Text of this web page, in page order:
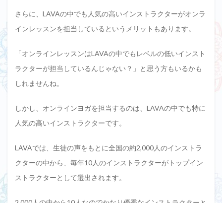
さらに、LAVAの中でも人気の高いインストラクターがオンラ
インレッスンを担当しているというメリットもあります。
「オンラインレッスンはLAVAの中でもレベルの低いインスト
ラクターが担当しているんじゃない？」と思う方もいるかも
しれませんね。
しかし、オンラインヨガを担当するのは、LAVAの中でも特に
人気の高いインストラクターです。
LAVAでは、生徒の声をもとに全国の約2,000人のインストラ
クターの中から、毎年10人のインストラクターがトップイン
ストラクターとして選出されます。